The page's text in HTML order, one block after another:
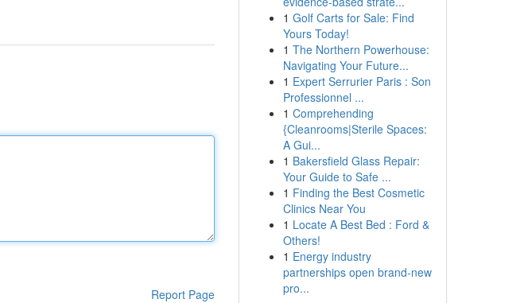
Report Page
1 Golf Carts for Sale: Find
Yours Today!
1 The Northern Powerhouse:
Navigating Your Future...
1 Expert Serrurier Paris : Son
Professionnel ...
1 Comprehending
{Cleanrooms|Sterile Spaces:
A Gui...
1 Bakersfield Glass Repair:
Your Guide to Safe ...
1 Finding the Best Cosmetic
Clinics Near You
1 Locate A Best Bed : Ford &
Others!
1 Energy industry
partnerships open brand-new
pro...